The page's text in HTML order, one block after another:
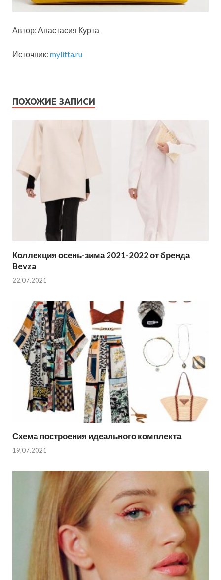
Автор: Анастасия Курта
Источник: mylitta.ru
ПОХОЖИЕ ЗАПИСИ
Коллекция осень-зима 2021-2022 от бренда
Bevza
22.07.2021
Схема построения идеального комплекта
19.07.2021